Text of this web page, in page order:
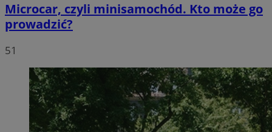
Microcar, czyli minisamochód. Kto może go
prowadzić?
51